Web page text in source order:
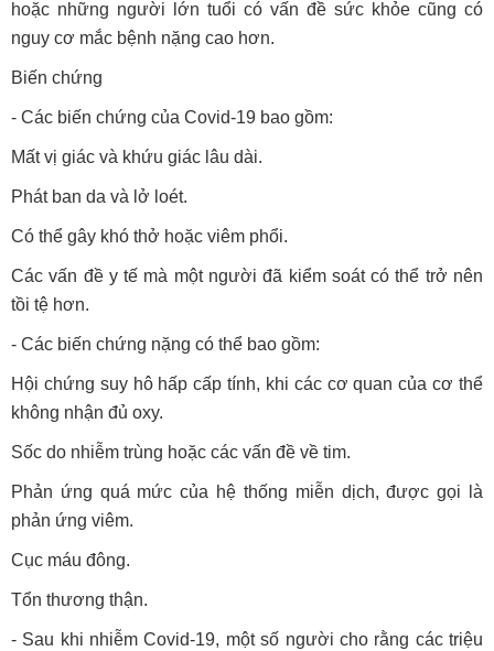
hoặc những người lớn tuổi có vấn đề sức khỏe cũng có
nguy cơ mắc bệnh nặng cao hơn.
Biến chứng
- Các biến chứng của Covid-19 bao gồm:
Mất vị giác và khứu giác lâu dài.
Phát ban da và lở loét.
Có thể gây khó thở hoặc viêm phổi.
Các vấn đề y tế mà một người đã kiểm soát có thể trở nên
tồi tệ hơn.
- Các biến chứng nặng có thể bao gồm:
Hội chứng suy hô hấp cấp tính, khi các cơ quan của cơ thể
không nhận đủ oxy.
Sốc do nhiễm trùng hoặc các vấn đề về tim.
Phản ứng quá mức của hệ thống miễn dịch, được gọi là
phản ứng viêm.
Cục máu đông.
Tổn thương thận.
- Sau khi nhiễm Covid-19, một số người cho rằng các triệu